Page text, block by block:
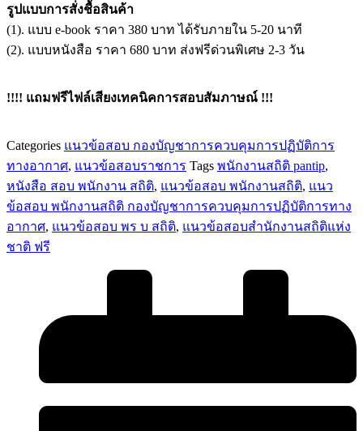
ข้อสอบ
พนักงาน
สถิติ
บัญชาการ
ปฏิบัติ
การ
ทาง
อากาศ
ชิ้น
รูปแบบการสั่งชื้อสินค้า
(1). แบบ e-book ราคา 380 บาท ได้รับภายใน 5-20 นาที
(2). แบบหนังสือ ราคา 680 บาท ส่งฟรีด่วนพิเศษ 2-3 วัน
!!!! แถมฟรีไฟล์เสียงเทคนิคการสอบสัมภาษณ์ !!!
Categories แนวข้อสอบ กองบัญชาการควบคุมการปฏิบัติการ
ทางอากาศ, แนวข้อสอบราชการ Tags พนักงานสถิติ pantip,
หนังสือ สอบ พนักงาน สถิติ, แนวข้อสอบ พนักงานสถิติ, แนว
ข้อสอบ พนักงานสถิติ กองบัญชาการควบคุมการปฏิบัติการทาง
อากาศ, แนวข้อสอบ พร บ สถิติ, แนวข้อสอบสํานักงานสถิติแห่ง
ชาติ ฟรี